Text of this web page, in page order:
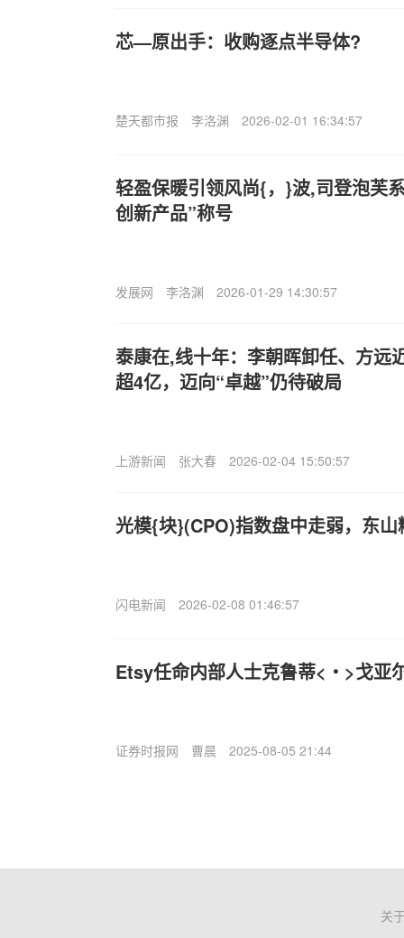
芯—原出手：收购逐点半导体?
楚天都市报 李洛渊 2026-02-01 16:34:57
轻盈保暖引领风尚{，}波,司登泡芙
创新产品”称号
发展网 李洛渊 2026-01-29 14:30:57
泰康在,线十年：李朝晖卸任、方远
超4亿，迈向“卓越”仍待破局
上游新闻 张大春 2026-02-04 15:50:57
光模{块}(CPO)指数盘中走弱，东山
闪电新闻 2026-02-08 01:46:57
Etsy任命内部人士克鲁蒂<・>戈亚
证券时报网 曹晨 2025-08-05 21:44
关